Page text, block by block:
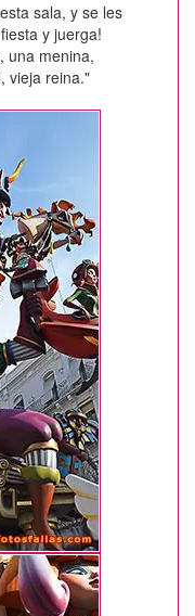
sala, y se les
y juerga!
una menina,
vieja reina."